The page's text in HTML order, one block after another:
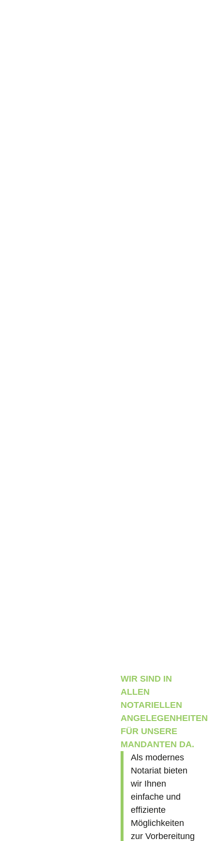
WIR SIND IN
ALLEN
NOTARIELLEN
ANGELEGENHEITEN
FÜR UNSERE
MANDANTEN DA.
Als modernes
Notariat bieten
wir Ihnen
einfache und
effiziente
Möglichkeiten
zur Vorbereitung